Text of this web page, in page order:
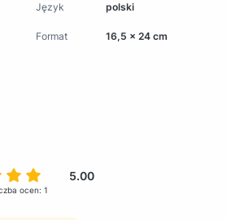
Język polski
Format 16,5 x 24 cm
5.00
ocen: 1